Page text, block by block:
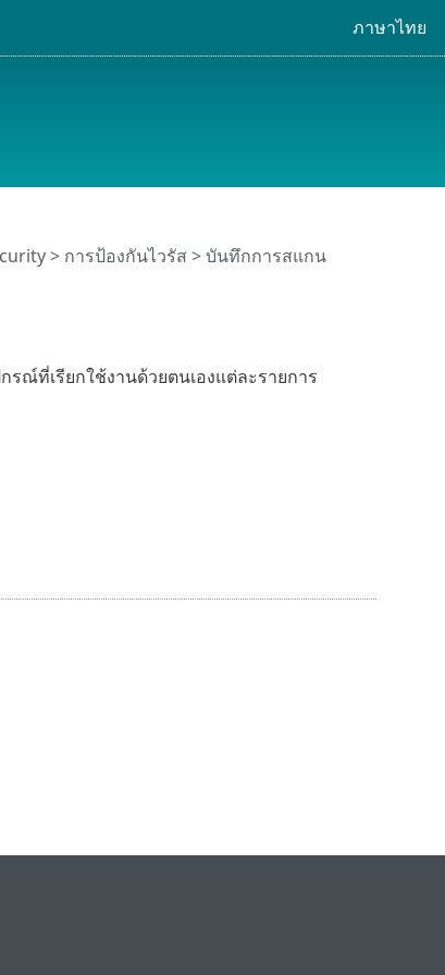
ภาษาไทย
> การป้องกันไวรัส> บันทึกการสแกน
ณ์ที่เรียกใช้งานด้วยตนเองแต่ละรายการ